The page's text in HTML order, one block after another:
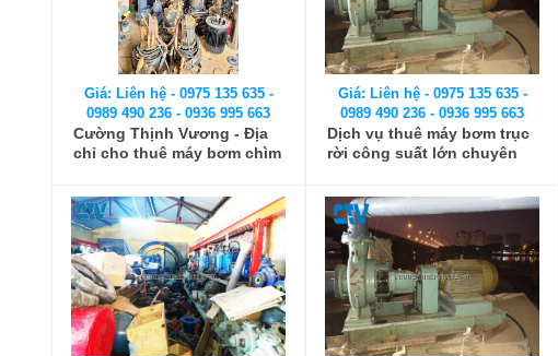
Giá: Liên hệ - 0975 135 635 -
0989 490 236 - 0936 995 663
Cường Thịnh Vương - Địa
chỉ cho thuê máy bơm chìm
Giá: Liên hệ - 0975 135 635 -
0989 490 236 - 0936 995 663
Dịch vụ thuê máy bơm trục
rời công suất lớn chuyên